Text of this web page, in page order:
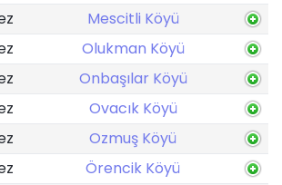
Mescitli Köyü
Olukman Köyü
Onbaşılar Köyü
Ovacık Köyü
Ozmuş Köyü
Örencik Köyü